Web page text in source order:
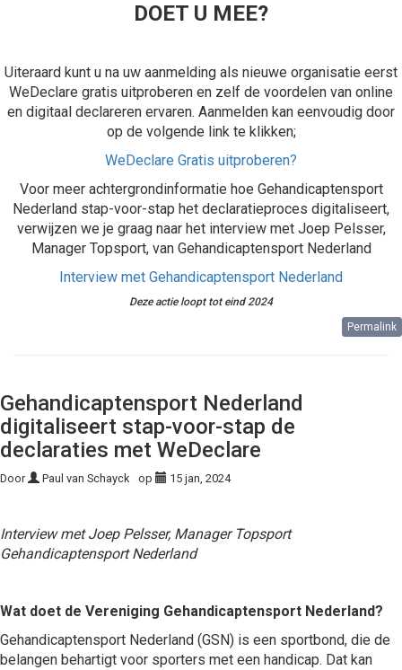
DOET U MEE?
Uiteraard kunt u na uw aanmelding als nieuwe organisatie eerst
WeDeclare gratis uitproberen en zelf de voordelen van online
en digitaal declareren ervaren. Aanmelden kan eenvoudig door
op de volgende link te klikken;
WeDeclare Gratis uitproberen?
Voor meer achtergrondinformatie hoe Gehandicaptensport
Nederland stap-voor-stap het declaratieproces digitaliseert,
verwijzen we je graag naar het interview met Joep Pelsser,
Manager Topsport, van Gehandicaptensport Nederland
Interview met Gehandicaptensport Nederland
Deze actie loopt tot eind 2024
Permalink
Gehandicaptensport Nederland
digitaliseert stap-voor-stap de
declaraties met WeDeclare
Door Paul van Schayck op 15 jan, 2024
Interview met Joep Pelsser, Manager Topsport
Gehandicaptensport Nederland
Wat doet de Vereniging Gehandicaptensport Nederland?
Gehandicaptensport Nederland (GSN) is een sportbond, die de
belangen behartigt voor sporters met een handicap. Dat kan